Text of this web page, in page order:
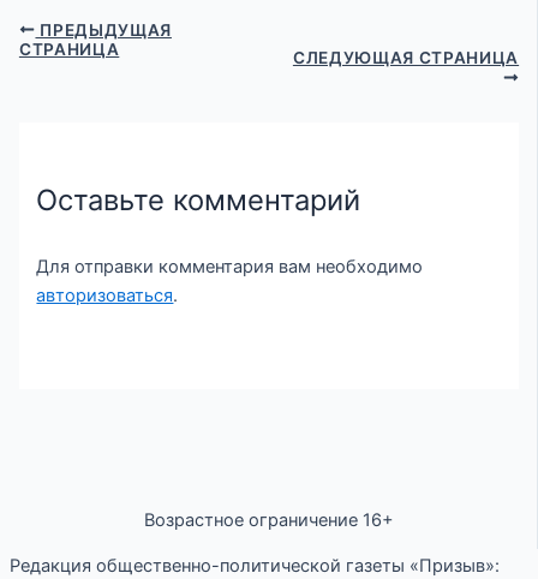
ПРЕДЫДУЩАЯ
СТРАНИЦА
СЛЕДУЮЩАЯ СТРАНИЦА
Оставьте комментарий
Для отправки комментария вам необходимо
авторизоваться.
Возрастное ограничение 16+
Редакция общественно-политической газеты «Призыв»: